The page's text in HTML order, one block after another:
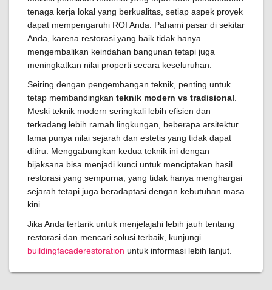
tenaga kerja lokal yang berkualitas, setiap aspek proyek
dapat mempengaruhi ROI Anda. Pahami pasar di sekitar
Anda, karena restorasi yang baik tidak hanya
mengembalikan keindahan bangunan tetapi juga
meningkatkan nilai properti secara keseluruhan.
Seiring dengan pengembangan teknik, penting untuk
tetap membandingkan teknik modern vs tradisional
Meski teknik modern seringkali lebih efisien dan
terkadang lebih ramah lingkungan, beberapa arsitektur
lama punya nilai sejarah dan estetis yang tidak dapat
ditiru. Menggabungkan kedua teknik ini dengan
bijaksana bisa menjadi kunci untuk menciptakan hasil
restorasi yang sempurna, yang tidak hanya menghargai
sejarah tetapi juga beradaptasi dengan kebutuhan masa
kini.
Jika Anda tertarik untuk menjelajahi lebih jauh tentang
restorasi dan mencari solusi terbaik, kunjungi
buildingfacaderestoration untuk informasi lebih lanjut.